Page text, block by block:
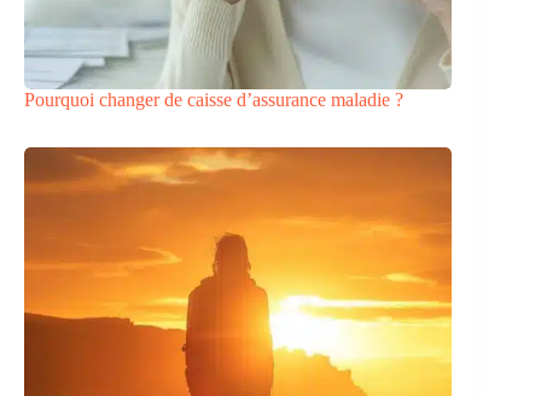
Pourquoi changer de caisse d’assurance maladie ?